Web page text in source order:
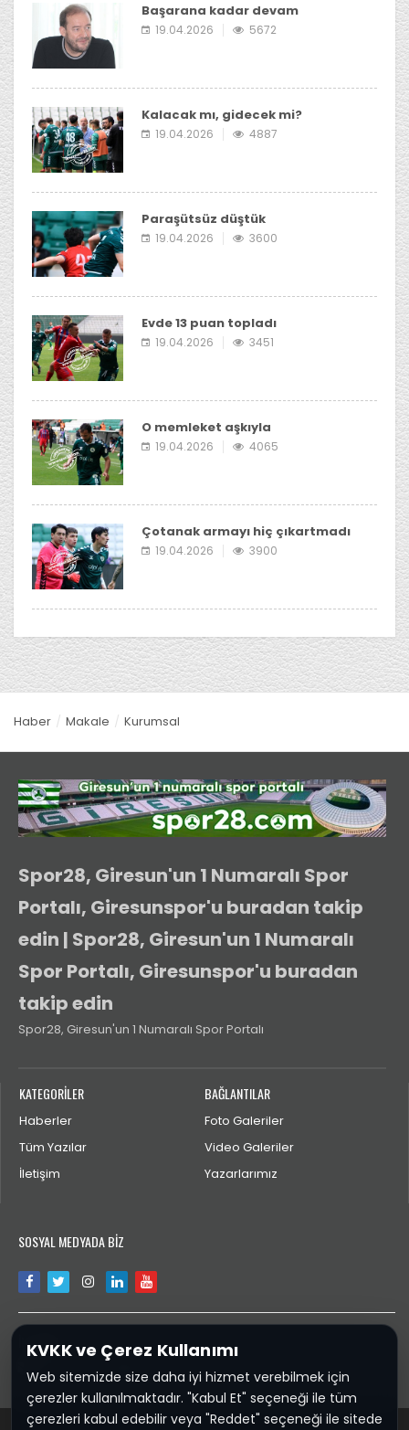
KVKK ve Çerez Kullanımı
Web sitemizde size daha iyi hizmet verebilmek için
çerezler kullanılmaktadır. "Kabul Et" seçeneği ile tüm
çerezleri kabul edebilir veya "Reddet" seçeneği ile sitede
Başarana kadar devam
19.04.2026 5672
Kalacak mı, gidecek mi?
19.04.2026 4887
Paraşütsüz düştük
19.04.2026 3600
Evde 13 puan topladı
19.04.2026 3451
O memleket aşkıyla
19.04.2026 4065
Çotanak armayı hiç çıkartmadı
19.04.2026 3900
Haber Makale Kurumsal
Spor28, Giresun'un 1 Numaralı Spor
Portalı, Giresunspor'u buradan takip
edin | Spor28, Giresun'un 1 Numaralı
Spor Portalı, Giresunspor'u buradan
takip edin
Spor28, Giresun'un 1 Numaralı Spor Portalı
KATEGORİLER
Haberler
Tüm Yazılar
İletişim
BAĞLANTILAR
Foto Galeriler
Video Galeriler
Yazarlarımız
SOSYAL MEDYADA BİZ
İLETİŞİM